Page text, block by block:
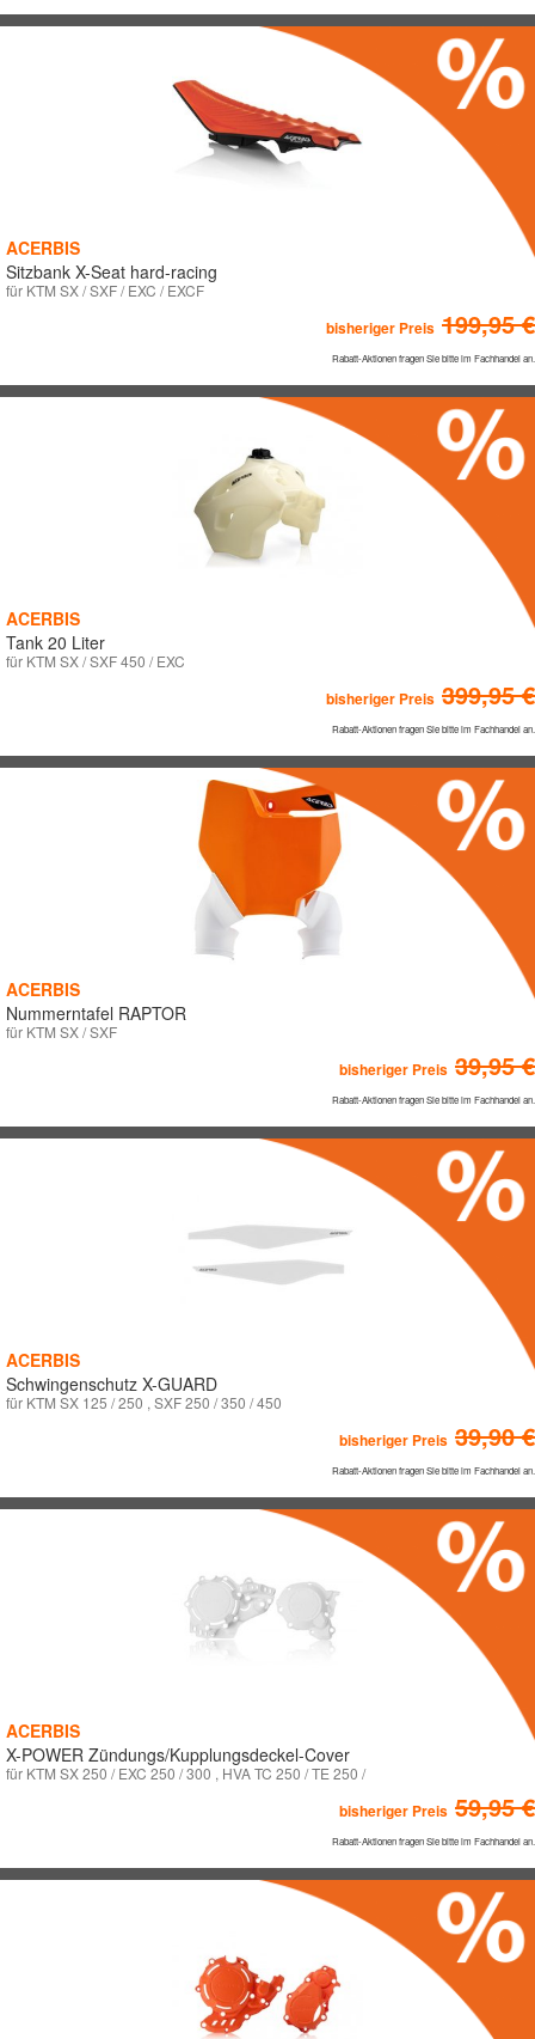
ACERBIS
Sitzbank X-Seat hard-racing
für KTM SX / SXF / EXC / EXCF
bisheriger Preis 199,95 €
Rabatt-Aktionen fragen Sie bitte im Fachhandel an.
ACERBIS
Tank 20 Liter
für KTM SX / SXF 450 / EXC
bisheriger Preis 399,95 €
Rabatt-Aktionen fragen Sie bitte im Fachhandel an.
ACERBIS
Nummerntafel RAPTOR
für KTM SX / SXF
bisheriger Preis 39,95 €
Rabatt-Aktionen fragen Sie bitte im Fachhandel an.
ACERBIS
Schwingenschutz X-GUARD
für KTM SX 125 / 250 , SXF 250 / 350 / 450
bisheriger Preis 39,90 €
Rabatt-Aktionen fragen Sie bitte im Fachhandel an.
ACERBIS
X-POWER Zündungs/Kupplungsdeckel-Cover
für KTM SX 250 / EXC 250 / 300 , HVA TC 250 / TE 250 /
bisheriger Preis 59,95 €
Rabatt-Aktionen fragen Sie bitte im Fachhandel an.